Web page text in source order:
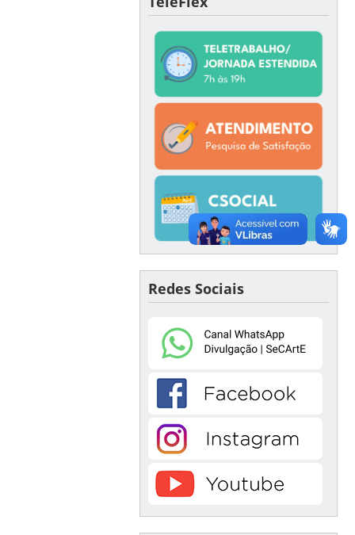
Redes Sociais